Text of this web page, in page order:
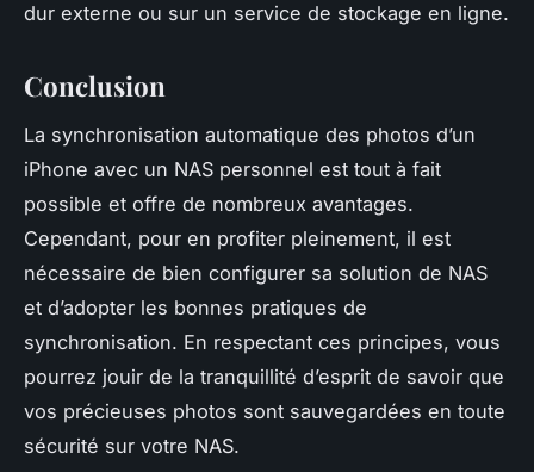
dur externe ou sur un service de stockage en ligne.
Conclusion
La synchronisation automatique des photos d’un
iPhone avec un NAS personnel est tout à fait
possible et offre de nombreux avantages.
Cependant, pour en profiter pleinement, il est
nécessaire de bien configurer sa solution de NAS
et d’adopter les bonnes pratiques de
synchronisation. En respectant ces principes, vous
pourrez jouir de la tranquillité d’esprit de savoir que
vos précieuses photos sont sauvegardées en toute
sécurité sur votre NAS.